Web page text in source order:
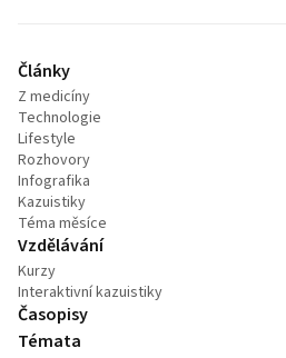
Články
Z medicíny
Technologie
Lifestyle
Rozhovory
Infografika
Kazuistiky
Téma měsíce
Vzdělávání
Kurzy
Interaktivní kazuistiky
Časopisy
Témata